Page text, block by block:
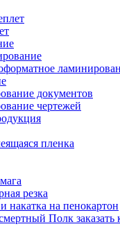
документов
чертежей
пленка
резка
накатка на пенокартон
Полк заказать